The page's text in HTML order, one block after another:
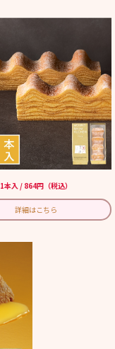
1本入 / 864円（税込）
詳細はこちら